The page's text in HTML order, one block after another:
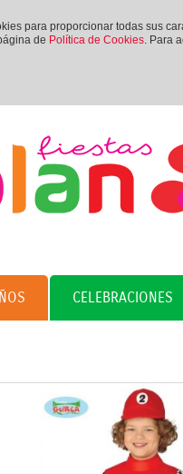
para proporcionar todas sus
de Política de Cookies. Para
CELEBRACIONES